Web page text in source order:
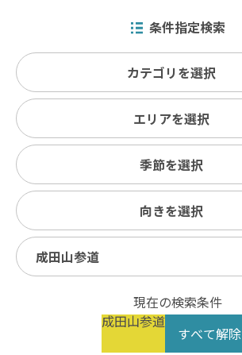
条件指定検索
カテゴリを選択
エリアを選択
季節を選択
向きを選択
現在の検索条件
成田山参道
すべて解除